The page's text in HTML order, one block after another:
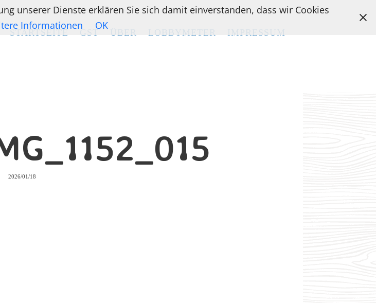
STARTSEITE GST ÜBER LOBBYMETER IMPRESSUM
STARTSEITE GST ÜBER LOBBYMETER IMPRESSUM
2026/01/18
unserer Dienste erklären Sie sich damit einverstanden, dass wir Cookies
Informationen OK